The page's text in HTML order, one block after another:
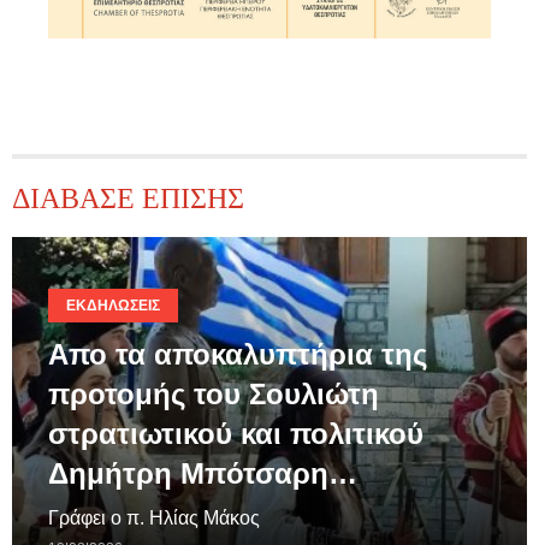
ΔΙΑΒΑΣΕ ΕΠΙΣΗΣ
ΕΚΔΗΛΏΣΕΙΣ
Απο τα αποκαλυπτήρια της
προτομής του Σουλιώτη
στρατιωτικού και πολιτικού
Δημήτρη Μπότσαρη…
Γράφει ο π. Ηλίας Μάκος